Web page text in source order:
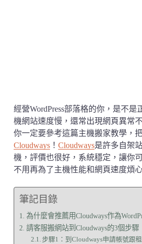
經營WordPress部落格的你，是不是
機網站速度慢，還常出現網頁異常
你一定要參考這篇主機搬家教學，
Cloudways！ Cloudways是許多自架
機，評價也很好，系統穩定，讓你
不用再為了主機性能和網頁速度煩心
筆記目錄
為什麼會推薦用Cloudways作為
請客服搬網站到Cloudways的3個步驟
步驟1：到Cloudways申請帳號跟